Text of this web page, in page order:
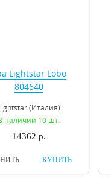
Lightstar Lobo
804640
(Италия)
наличии 10 шт.
14362 р.
КУПИТЬ